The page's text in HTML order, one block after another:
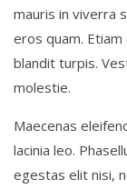
mauris in viverra
eros quam.
blandit turpis.
molestie.
Maecenas
lacinia leo.
egestas elit nisi,